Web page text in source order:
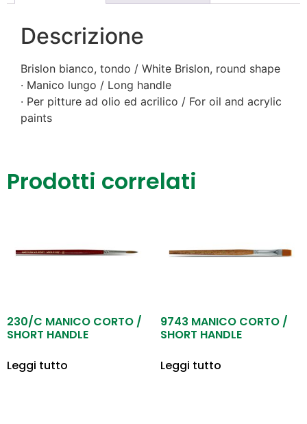
Descrizione
Brislon bianco, tondo / White Brislon, round shape
· Manico lungo / Long handle
· Per pitture ad olio ed acrilico / For oil and acrylic
paints
Prodotti correlati
230/C MANICO CORTO /
SHORT HANDLE
Leggi tutto
9743 MANICO CORTO /
SHORT HANDLE
Leggi tutto